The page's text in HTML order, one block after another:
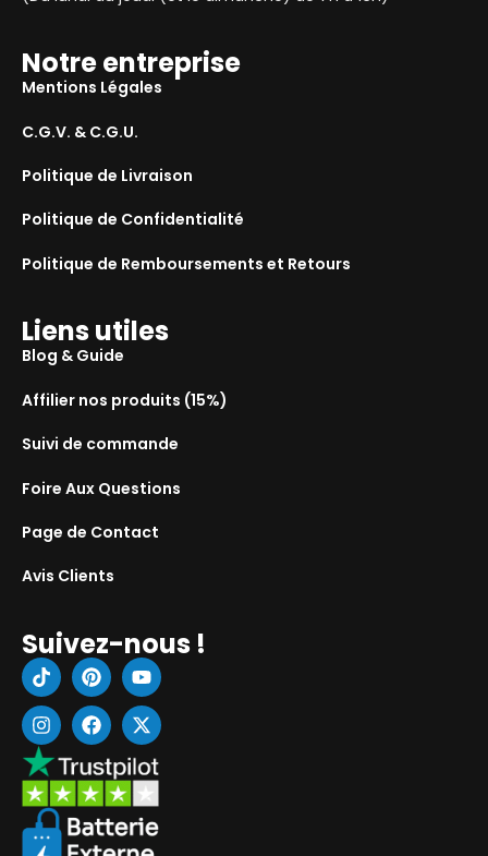
Notre entreprise
Mentions Légales
C.G.V. & C.G.U.
Politique de Livraison
Politique de Confidentialité
Politique de Remboursements et Retours
Liens utiles
Blog & Guide
Affilier nos produits (15%)
Suivi de commande
Foire Aux Questions
Page de Contact
Avis Clients
Suivez-nous !